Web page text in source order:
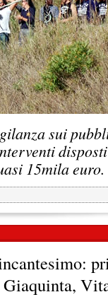
sui
15mila euro.